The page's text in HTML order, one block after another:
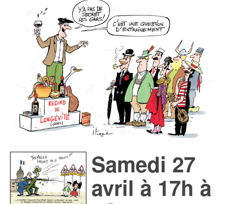
Samedi 27
avril à 17h à